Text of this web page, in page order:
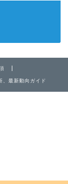
最新動向ガイド
事項